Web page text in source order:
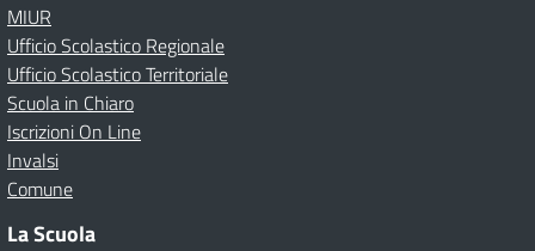
MIUR
Ufficio Scolastico Regionale
Ufficio Scolastico Territoriale
Scuola in Chiaro
Iscrizioni On Line
Invalsi
Comune
La Scuola